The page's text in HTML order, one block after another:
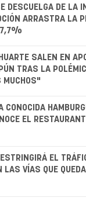
DESCUELGA DE LA
ARRASTRA LA
7,7%
SALEN EN
TRAS LA
MUCHOS"
CONOCIDA
EL
EL
LAS VÍAS QUE